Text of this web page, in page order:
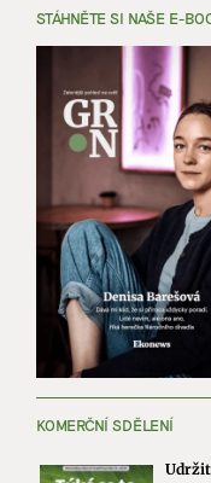
STÁHNĚTE SI NAŠE E-
KOMERČNÍ SDĚLENÍ